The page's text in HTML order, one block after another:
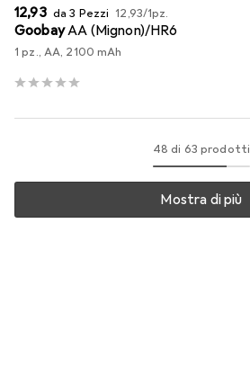
EUR
12,93 da 3 Pezzi EUR
12,93/1pz.
GoobayAA (Mignon)/HR6
1 pz., AA, 2100 mAh
48 di 63 prodotti
Mostra di più